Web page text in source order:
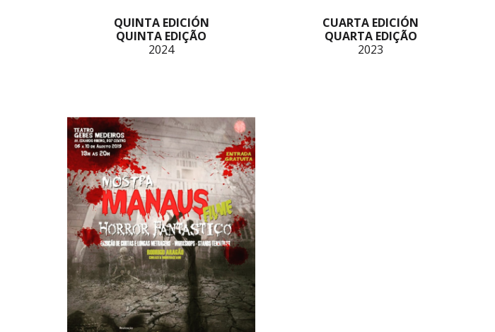
QUINTA EDICIÓN
QUINTA EDIÇÃO
2024
CUARTA EDICIÓN
QUARTA EDIÇÃO
2023